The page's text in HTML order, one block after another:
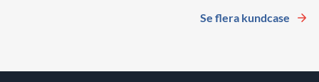
Se flera kundcase